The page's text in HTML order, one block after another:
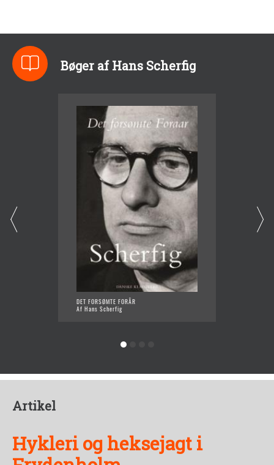
Bøger af Hans Scherfig
DET FORSØMTE FORÅR
Af Hans Scherfig
Artikel
Hykleri og heksejagt i